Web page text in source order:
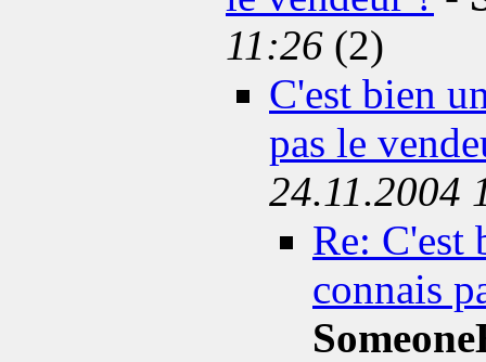
11:26 (2)
C'est bien
pas le
24.11.2004
Re: C'est
connais